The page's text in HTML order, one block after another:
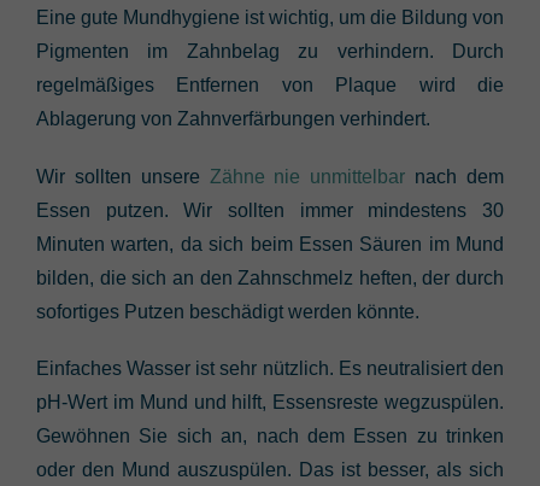
Eine gute Mundhygiene ist wichtig, um die Bildung von
Pigmenten im Zahnbelag zu verhindern. Durch
regelmäßiges Entfernen von Plaque wird die
Ablagerung von Zahnverfärbungen verhindert.
Wir sollten unsere Zähne nie unmittelbar nach dem
Essen putzen. Wir sollten immer mindestens 30
Minuten warten, da sich beim Essen Säuren im Mund
bilden, die sich an den Zahnschmelz heften, der durch
sofortiges Putzen beschädigt werden könnte.
Einfaches Wasser ist sehr nützlich. Es neutralisiert den
pH-Wert im Mund und hilft, Essensreste wegzuspülen.
Gewöhnen Sie sich an, nach dem Essen zu trinken
oder den Mund auszuspülen. Das ist besser, als sich